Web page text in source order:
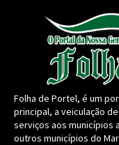
Folha de Portel, é um
principal, a veiculação
serviços aos municípios
outros municípios do